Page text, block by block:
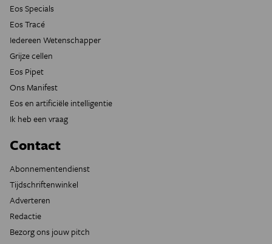
Eos Specials
Eos Tracé
Iedereen Wetenschapper
Grijze cellen
Eos Pipet
Ons Manifest
Eos en artificiële intelligentie
Ik heb een vraag
Contact
Abonnementendienst
Tijdschriftenwinkel
Adverteren
Redactie
Bezorg ons jouw pitch